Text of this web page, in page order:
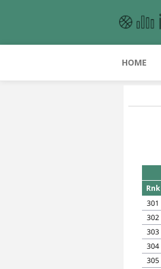
HOME
Rnk
301
302
303
304
305